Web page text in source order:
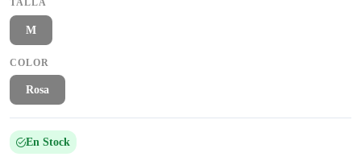
TALLA
M
COLOR
Rosa
En Stock